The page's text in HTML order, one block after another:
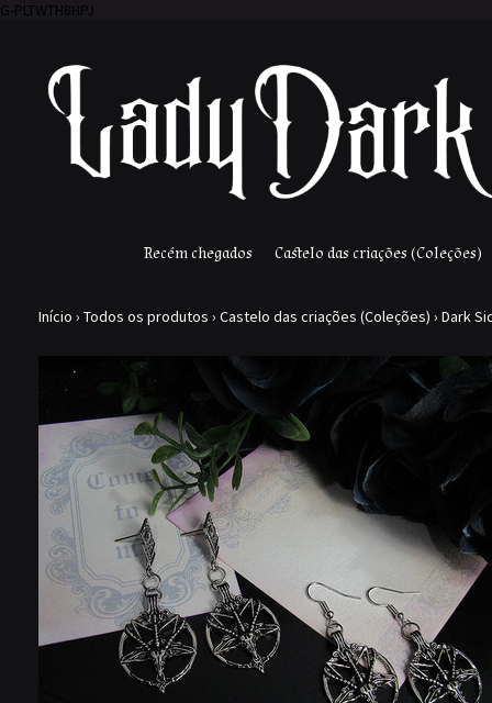
G-PLTWTH8HPJ
Recém chegados Castelo das criações (Coleções)
Início › Todos os produtos › Castelo das criações (Coleções) › Dark